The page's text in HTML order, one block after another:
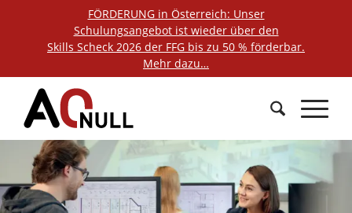
FÖRDERUNG in Österreich: Unser
Schulungsangebot ist wieder über den
Skills Scheck 2026 der FFG bis zu 50 % förderbar.
Mehr dazu…